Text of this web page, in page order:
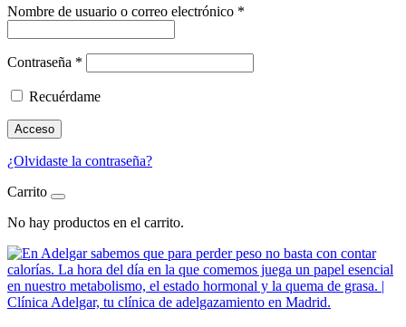
Nombre de usuario o correo electrónico *
Contraseña *
Recuérdame
Acceso
¿Olvidaste la contraseña?
Carrito
No hay productos en el carrito.